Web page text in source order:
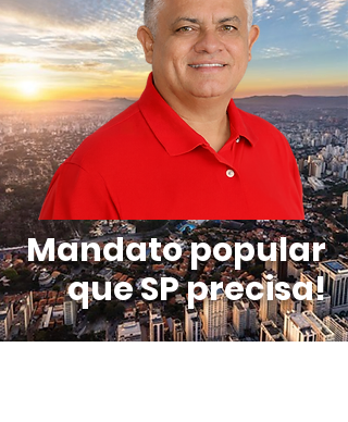
Mandato popular
que SP precisa!